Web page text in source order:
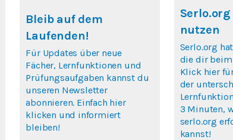
Bleib auf dem
Laufenden!
Für Updates über neue
Fächer, Lernfunktionen und
Prüfungsaufgaben kannst du
unseren Newsletter
abonnieren. Einfach hier
klicken und informiert
bleiben!
nutzen
Serlo.org
die dir beim
Klick hier
der
3 Minuten,
serlo.org
kannst!